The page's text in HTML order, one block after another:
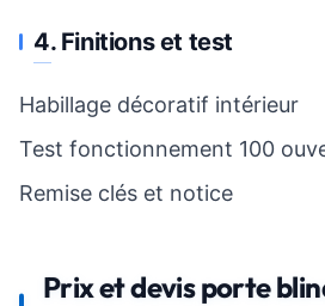
4. Finitions et test
Habillage décoratif intérieur
Test fonctionnement 100
Remise clés et notice
Prix et devis porte